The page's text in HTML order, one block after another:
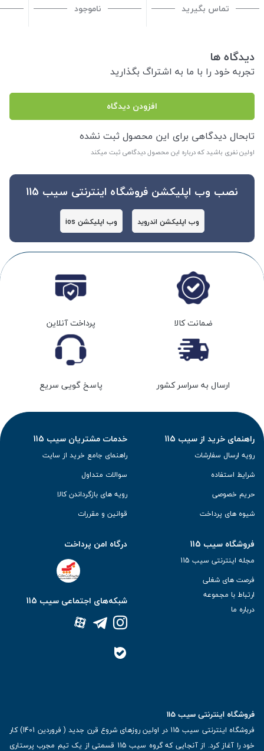
تماس بگیرید ناموجود
دیدگاه ها
تجربه خود را با ما به اشتراگ بگذارید
افزودن دیدگاه
تابحال دیدگاهی برای این محصول ثبت نشده
اولین نفری باشید که درباره این محصول دیدگاهی ثبت میکند
نصب وب اپلیکشن فروشگاه اینترنتی سیب 115
وب اپلیکشن اندروید وب اپلیکشن ios
ضمانت کالا پرداخت آنلاین
ارسال به سراسر کشور پاسخ گویی سریع
راهنمای خرید از سیب 115
رویه ارسال سفارشات
شرایط استفاده
حریم خصوصی
شیوه های پرداخت
خدمات مشتریان سیب 115
راهنمای جامع خرید از سایت
سوالات متداول
رویه های بازگرداندن کالا
قوانین و مقررات
فروشگاه سیب 115
مجله اینترنتی سیب 115
فرصت های شغلی
ارتباط با مجموعه
درباره ما
درگاه امن پرداخت
شبکه‌های اجتماعی سیب 115
فروشگاه اینترنتی سیب 115
فروشگاه اینترنتی سیب 115 در اولین روزهای شروع قرن جدید ( فروردین 1401) کار
خود را آغاز کرد. از آنجایی که گروه سیب 115 قسمتی از یک تیم مجرب پرستاری